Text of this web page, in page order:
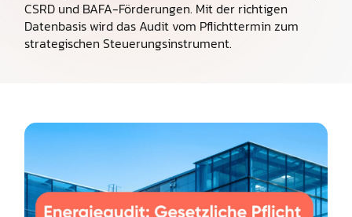
CSRD und BAFA-Förderungen. Mit der richtigen
Datenbasis wird das Audit vom Pflichttermin zum
strategischen Steuerungsinstrument.